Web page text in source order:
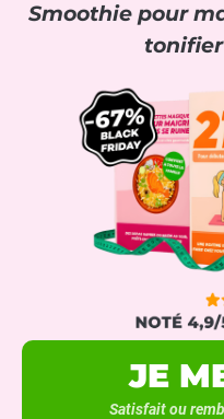
Smoothie pour
JE
Satisfait ou